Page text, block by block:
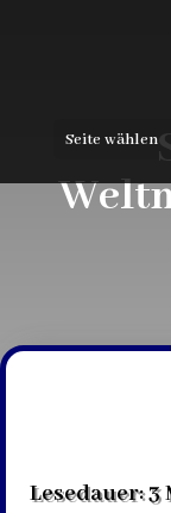
Seite wählen
Lesedauer:3